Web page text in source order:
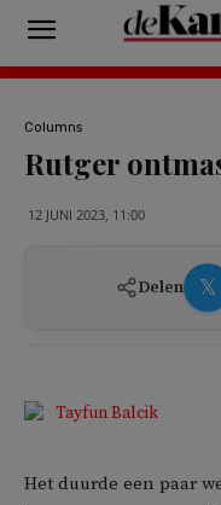
Columns
Rutger
12 JUNI 2023, 11:00
Delen 𝕏
Het duurde een paar